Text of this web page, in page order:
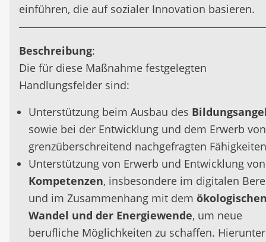
einführen, die auf sozialer Innovation basieren.
Beschreibung:
Die für diese Maßnahme festgelegten
Handlungsfelder sind:
Unterstützung beim Ausbau des
sowie bei der Entwicklung und dem Erwerb von
grenzüberschreitend nachgefragten
Unterstützung von Erwerb und Entwicklung von
Kompetenzen, insbesondere im digitalen
und im Zusammenhang mit dem
Wandel und der Energiewende, um neue
berufliche Möglichkeiten zu schaffen. Hierunter